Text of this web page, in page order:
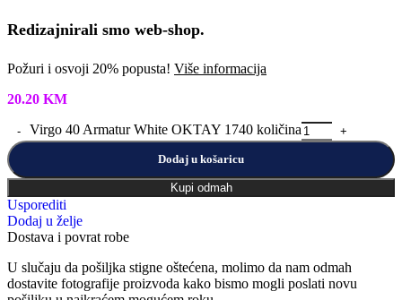
Redizajnirali smo web-shop.
Požuri i osvoji 20% popusta! Više informacija
20.20 KM
Virgo 40 Armatur White OKTAY 1740 količina
Dodaj u košaricu
Kupi odmah
Usporediti
Dodaj u želje
Dostava i povrat robe
U slučaju da pošiljka stigne oštećena, molimo da nam odmah
dostavite fotografije proizvoda kako bismo mogli poslati novu